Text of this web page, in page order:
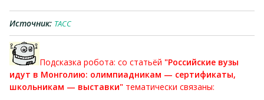
Источник: ТАСС
Подсказка робота: со статьёй "Российские вузы
идут в Монголию: олимпиадникам — сертификаты,
школьникам — выставки" тематически связаны: